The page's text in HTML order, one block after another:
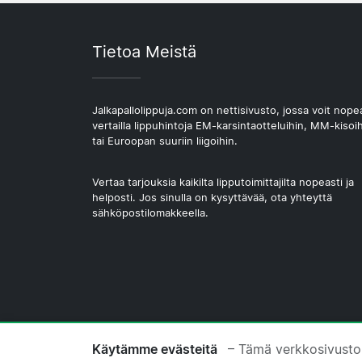
Tietoa Meistä
Jalkapallolippuja.com on nettisivusto, jossa voit
vertailla lippuhintoja EM-karsintaotteluihin, MM-
tai Euroopan suuriin liigoihin.
Vertaa tarjouksia kaikilta lipputoimittajilta nopeasti ja
helposti. Jos sinulla on kysyttävää, ota yhteyttä
sähköpostilomakkeella.
© 2026 Copyright
Käytämme evästeitä
– Tämä